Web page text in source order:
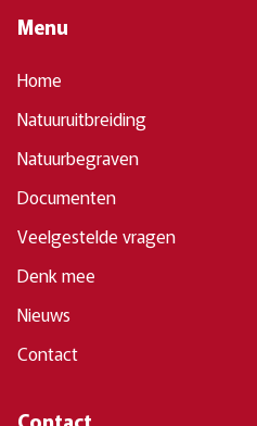
Menu
Home
Natuuruitbreiding
Natuurbegraven
Documenten
Veelgestelde vragen
Denk mee
Nieuws
Contact